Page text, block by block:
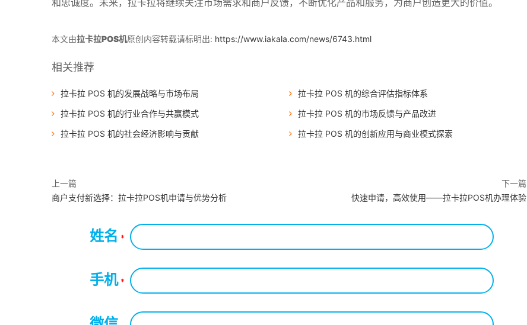
和忠诚度。未来，拉卡拉将继续关注市场需求和商户反馈，不断优化产品和服务，为商户创造更大的价值。
本文由拉卡拉POS机原创内容转载请标明出: https://www.iakala.com/news/6743.html
相关推荐
拉卡拉 POS 机的发展战略与市场布局
拉卡拉 POS 机的综合评估指标体系
拉卡拉 POS 机的行业合作与共赢模式
拉卡拉 POS 机的市场反馈与产品改进
拉卡拉 POS 机的社会经济影响与贡献
拉卡拉 POS 机的创新应用与商业模式探索
上一篇
商户支付新选择：拉卡拉POS机申请与优势分析
下一篇
快速申请，高效使用——拉卡拉POS机办理体验
姓名 *
手机*